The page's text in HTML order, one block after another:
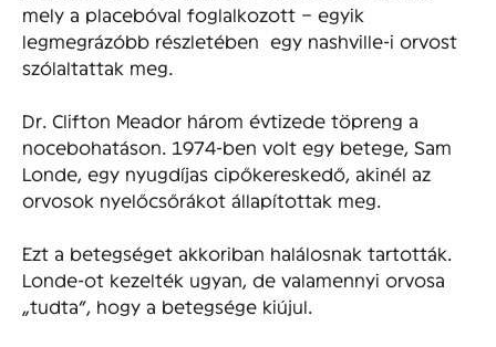
mely a placebóval foglalkozott – egyik
legmegrázóbb részletében egy nashville-i orvost
szólaltattak meg.
Dr. Clifton Meador három évtizede töpreng a
nocebohatáson. 1974-ben volt egy betege, Sam
Londe, egy nyugdíjas cipőkereskedő, akinél az
orvosok nyelőcsőrákot állapítottak meg.
Ezt a betegséget akkoriban halálosnak tartották.
Londe-ot kezelték ugyan, de valamennyi orvosa
„tudta”, hogy a betegsége kiújul.